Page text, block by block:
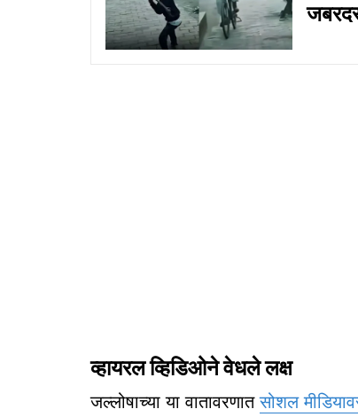
व्हायरल व्हिडिओने वेधले लक्ष
जल्लोषाच्या या वातावरणातसोशल